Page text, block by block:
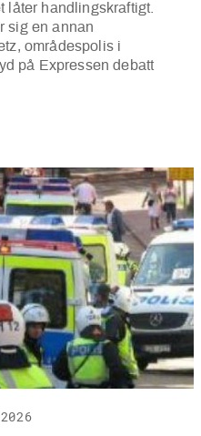
låter handlingskraftigt.
sig en annan
områdespolis i
på Expressen debatt